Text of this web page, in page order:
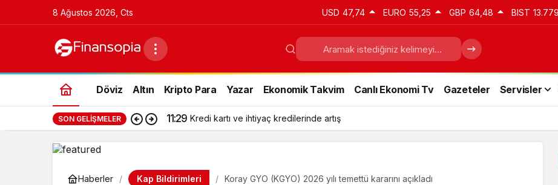
8 Ağustos 2026, Cts USD 47,74 EURO 55,25 GBP 64,48 BIST
Döviz Altın Kripto Para Yazar Ekonomik Takvim Canlı Ekonomi Tv Gazeteler Servisler
SON GELIŞMELER 11:29 Kredi kartı ve ihtiyaç kredilerinde artış
Haberler Kap Bildirimleri Koray GYO (KGYO) 2026 yılı temettü kararını açıkladı